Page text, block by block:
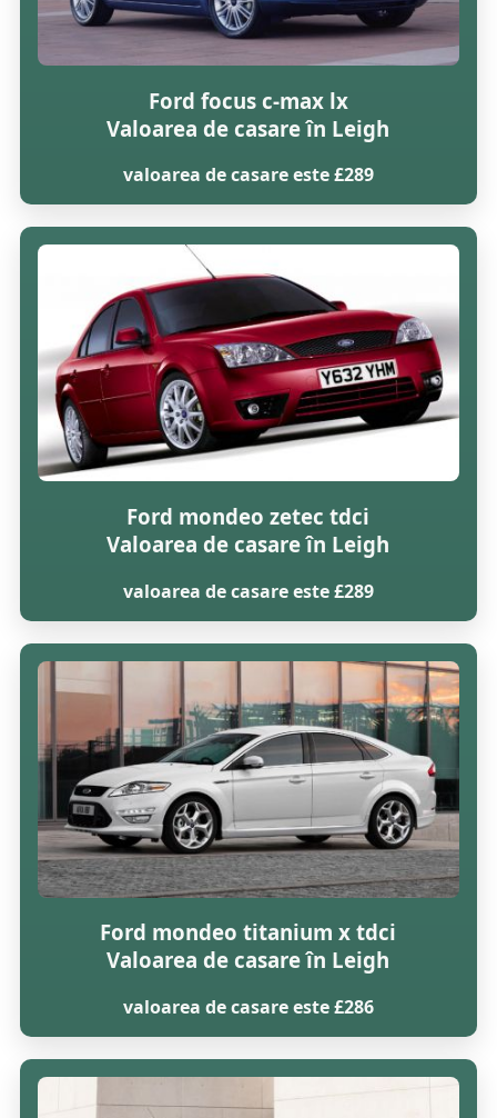
Ford focus c-max lx
Valoarea de casare în Leigh
valoarea de casare este £289
Ford mondeo zetec tdci
Valoarea de casare în Leigh
valoarea de casare este £289
Ford mondeo titanium x tdci
Valoarea de casare în Leigh
valoarea de casare este £286